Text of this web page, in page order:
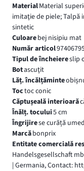
MaterialMaterial
imitaţie de piele; Talpă
sintetic
Culoarebej nisipiu mat
Număr articol
Tipul de încheiereslip
Botascuţit
Lăț. încălțăminte
Toctoc conic
Căptușeală interioară
Înălț. tocului5 cm
Îngrijirese curăță umed
Marcăbonprix
Entitate comercială
Handelsgesellschaft
| Germania, Contact: